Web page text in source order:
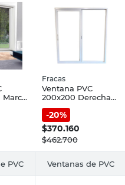
Marco
Fracas
Ventana PVC
200x200 Derecha
FRACAS
-20%
$370.160
$462.700
PVC Ventanas de PVC